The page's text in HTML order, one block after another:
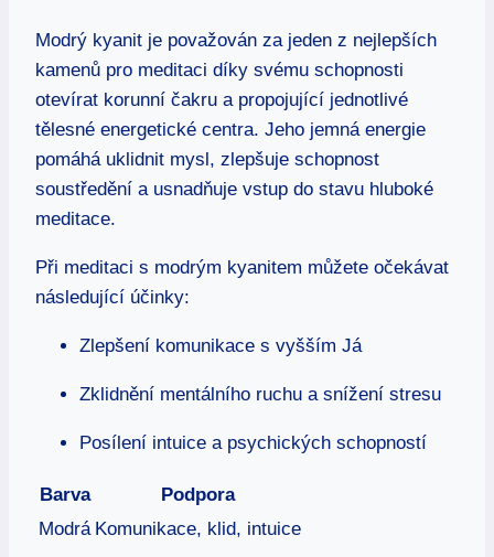
Modrý kyanit je považován za jeden z nejlepších
kamenů pro meditaci díky svému schopnosti
otevírat korunní čakru a propojující jednotlivé
tělesné energetické centra. Jeho jemná energie
pomáhá uklidnit mysl, zlepšuje schopnost
soustředění a usnadňuje vstup do stavu hluboké
meditace.
Při meditaci s modrým kyanitem můžete očekávat
následující účinky:
Zlepšení komunikace s vyšším Já
Zklidnění mentálního ruchu a snížení stresu
Posílení intuice a psychických schopností
Barva
Podpora
Modrá Komunikace, klid, intuice